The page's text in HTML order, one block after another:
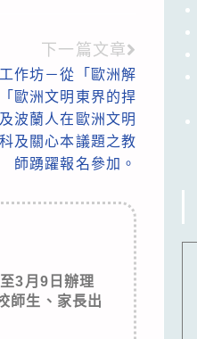
下一篇文章
作坊－從「歐洲解
歐洲文明東界的捍
波蘭人在歐洲文明
及關心本議題之教
師踴躍報名參加。
3月9日辦理
師生、家長出